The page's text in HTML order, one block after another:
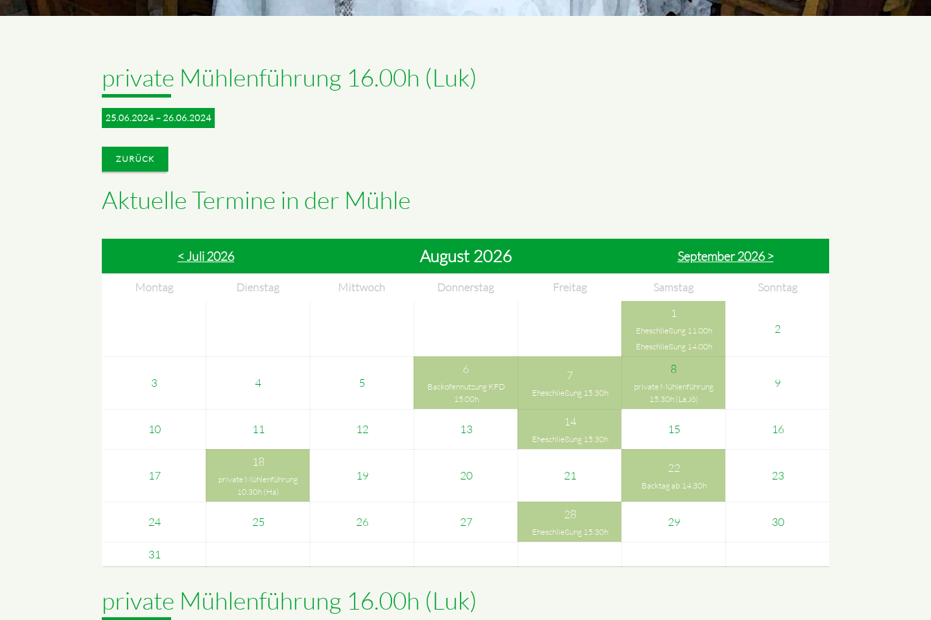
private Mühlenführung 16.00h (Luk)
25.06.2024 – 26.06.2024
ZURÜCK
Aktuelle Termine in der Mühle
< Juli 2026 August 2026 September 2026 >
Montag Dienstag Mittwoch Donnerstag Freitag Samstag
Sonntag
1
Eheschließung 11.00h
Eheschließung 14.00h
2
3 4 5
6
Backofennutzung KFD
15.00h
7
Eheschließung 15.30h
8
private Mühlenführung
15.30h (La,Jö)
9
10 11 12 13
14
Eheschließung 15.30h
15 16
17
18
private Mühlenführung
10.30h (Ha)
19 20 21
22
Backtag ab 14.30h
23
24 25 26 27
28
Eheschließung 15.30h
29 30
31
private Mühlenführung 16.00h (Luk)